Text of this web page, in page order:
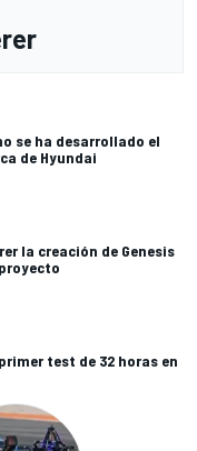
se ha desarrollado el
de Hyundai
la creación de Genesis
test de 32 horas en